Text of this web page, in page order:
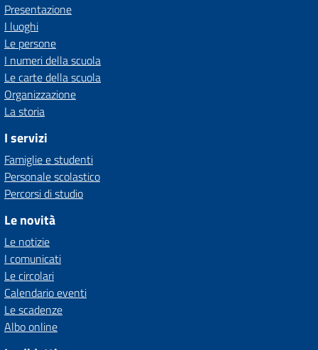
Presentazione
I luoghi
Le persone
I numeri della scuola
Le carte della scuola
Organizzazione
La storia
I servizi
Famiglie e studenti
Personale scolastico
Percorsi di studio
Le novità
Le notizie
I comunicati
Le circolari
Calendario eventi
Le scadenze
Albo online